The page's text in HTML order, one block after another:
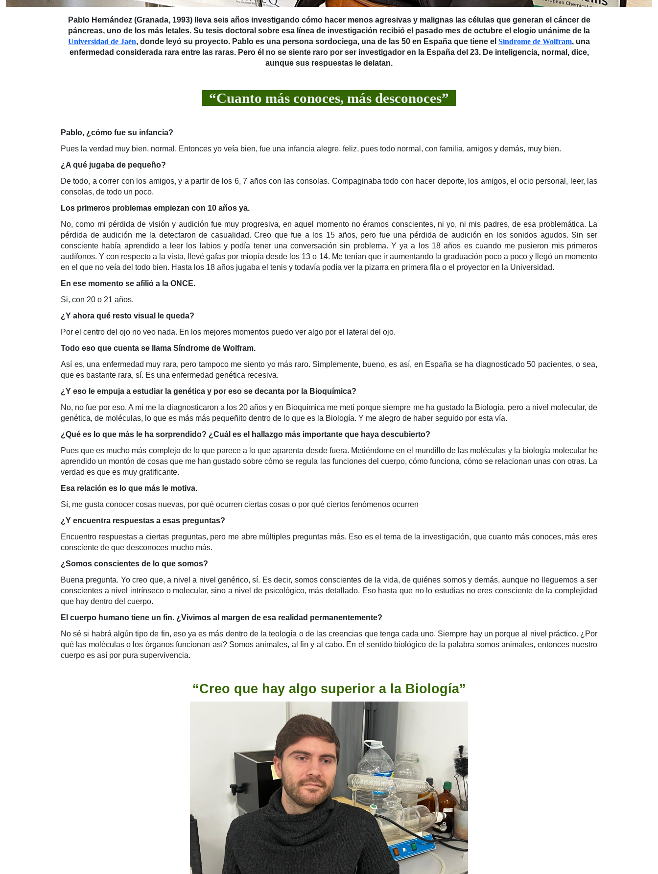
Pablo Hernández (Granada, 1993) lleva seis años investigando cómo hacer menos agresivas y malignas las células que generan el cáncer de
páncreas, uno de los más letales. Su tesis doctoral sobre esa línea de investigación recibió el pasado mes de octubre el elogio unánime de la
Universidad de Jaén, donde leyó su proyecto. Pablo es una persona sordociega, una de las 50 en España que tiene el Síndrome de Wolfram, una
enfermedad considerada rara entre las raras. Pero él no se siente raro por ser investigador en la España del 23. De inteligencia, normal, dice,
aunque sus respuestas le delatan.
“Cuanto más conoces, más desconoces”
Pablo, ¿cómo fue su infancia?
Pues la verdad muy bien, normal. Entonces yo veía bien, fue una infancia alegre, feliz, pues todo normal, con familia, amigos y demás, muy bien.
¿A qué jugaba de pequeño?
De todo, a correr con los amigos, y a partir de los 6, 7 años con las consolas. Compaginaba todo con hacer deporte, los amigos, el ocio personal, leer, las
consolas, de todo un poco.
Los primeros problemas empiezan con 10 años ya.
No, como mi pérdida de visión y audición fue muy progresiva, en aquel momento no éramos conscientes, ni yo, ni mis padres, de esa problemática. La
pérdida de audición me la detectaron de casualidad. Creo que fue a los 15 años, pero fue una pérdida de audición en los sonidos agudos. Sin ser
consciente había aprendido a leer los labios y podía tener una conversación sin problema. Y ya a los 18 años es cuando me pusieron mis primeros
audífonos. Y con respecto a la vista, llevé gafas por miopía desde los 13 o 14. Me tenían que ir aumentando la graduación poco a poco y llegó un momento
en el que no veía del todo bien. Hasta los 18 años jugaba el tenis y todavía podía ver la pizarra en primera fila o el proyector en la Universidad.
En ese momento se afilió a la ONCE.
Si, con 20 o 21 años.
¿Y ahora qué resto visual le queda?
Por el centro del ojo no veo nada. En los mejores momentos puedo ver algo por el lateral del ojo.
Todo eso que cuenta se llama Síndrome de Wolfram.
Así es, una enfermedad muy rara, pero tampoco me siento yo más raro. Simplemente, bueno, es así, en España se ha diagnosticado 50 pacientes, o sea,
que es bastante rara, sí. Es una enfermedad genética recesiva.
¿Y eso le empuja a estudiar la genética y por eso se decanta por la Bioquímica?
No, no fue por eso. A mí me la diagnosticaron a los 20 años y en Bioquímica me metí porque siempre me ha gustado la Biología, pero a nivel molecular, de
genética, de moléculas, lo que es más más pequeñito dentro de lo que es la Biología. Y me alegro de haber seguido por esta vía.
¿Qué es lo que más le ha sorprendido? ¿Cuál es el hallazgo más importante que haya descubierto?
Pues que es mucho más complejo de lo que parece a lo que aparenta desde fuera. Metiéndome en el mundillo de las moléculas y la biología molecular he
aprendido un montón de cosas que me han gustado sobre cómo se regula las funciones del cuerpo, cómo funciona, cómo se relacionan unas con otras. La
verdad es que es muy gratificante.
Esa relación es lo que más le motiva.
Sí, me gusta conocer cosas nuevas, por qué ocurren ciertas cosas o por qué ciertos fenómenos ocurren
¿Y encuentra respuestas a esas preguntas?
Encuentro respuestas a ciertas preguntas, pero me abre múltiples preguntas más. Eso es el tema de la investigación, que cuanto más conoces, más eres
consciente de que desconoces mucho más.
¿Somos conscientes de lo que somos?
Buena pregunta. Yo creo que, a nivel a nivel genérico, sí. Es decir, somos conscientes de la vida, de quiénes somos y demás, aunque no lleguemos a ser
conscientes a nivel intrínseco o molecular, sino a nivel de psicológico, más detallado. Eso hasta que no lo estudias no eres consciente de la complejidad
que hay dentro del cuerpo.
El cuerpo humano tiene un fin. ¿Vivimos al margen de esa realidad permanentemente?
No sé si habrá algún tipo de fin, eso ya es más dentro de la teología o de las creencias que tenga cada uno. Siempre hay un porque al nivel práctico. ¿Por
qué las moléculas o los órganos funcionan así? Somos animales, al fin y al cabo. En el sentido biológico de la palabra somos animales, entonces nuestro
cuerpo es así por pura supervivencia.
“Creo que hay algo superior a la Biología”